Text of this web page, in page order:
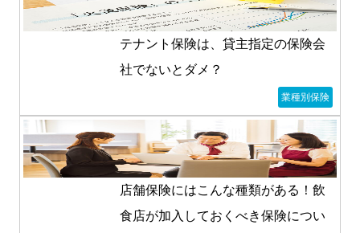
テナント保険は、貸主指定の保険会
社でないとダメ？
業種別保険
店舗保険にはこんな種類がある！飲
食店が加入しておくべき保険につい